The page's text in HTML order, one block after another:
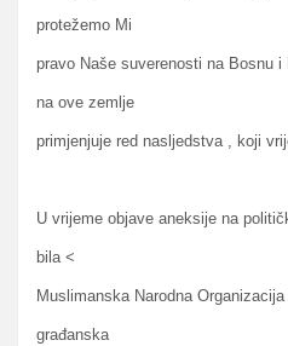
protežemo Mi
pravo Naše suverenosti na Bosnu
na ove zemlje
primjenjuje red nasljedstva , koji
U vrijeme objave aneksije na
bila <
Muslimanska Narodna
građanska